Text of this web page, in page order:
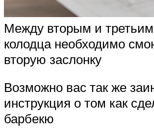
Между вторым и
колодца необходимо
вторую заслонку
Возможно вас так же
инструкция о том как
барбекю